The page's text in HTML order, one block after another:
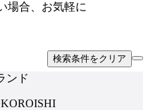
場合、お気軽に
検索条件をクリア
ンド